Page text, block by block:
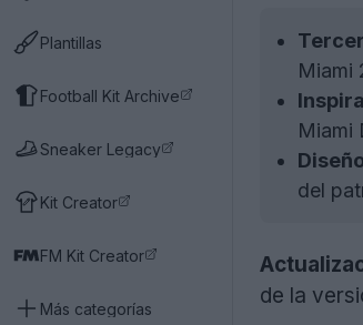
Plantillas
Football Kit Archive
Sneaker Legacy
Kit Creator
FM Kit Creator
Más categorías
Miami
Miami
del
de la